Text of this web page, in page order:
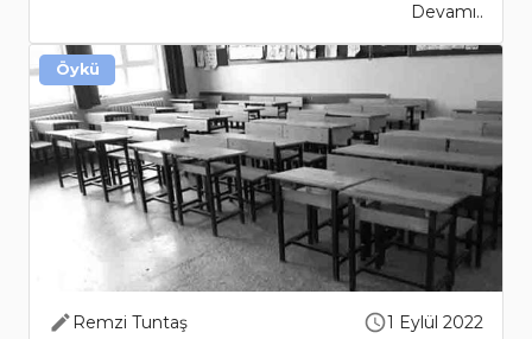
Devamı..
Remzi Tuntaş 1 Eylül 2022
Öykü